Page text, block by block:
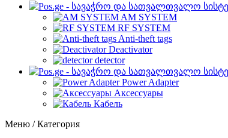
AM SYSTEM
RF SYSTEM
Anti-theft tags
Deactivator
detector
Power Adapter
Аксессуары
Кабель
Меню / Категория